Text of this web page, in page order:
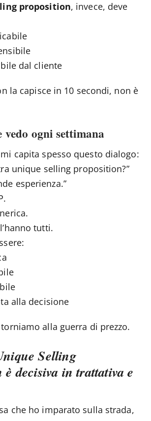
proposition, invece, deve
dal cliente
la capisce in 10 secondi, non è
vedo ogni settimana
capita spesso questo dialogo:
unique selling proposition?”
esperienza.”
tutti.
alla decisione
alla guerra di prezzo.
Selling
è decisiva in trattativa e
che ho imparato sulla strada,